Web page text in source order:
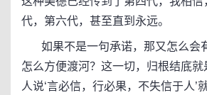
代，第六代，甚至直到永远。
如果不是一句承诺，那又怎么会
怎么方便渡河？这一切，归根结底
人说‘言必信，行必果，不失信于人’